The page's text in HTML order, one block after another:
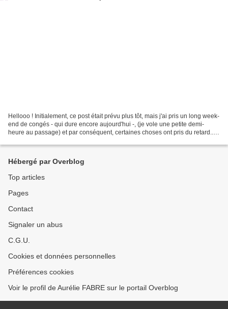
Hellooo ! Initialement, ce post était prévu plus tôt, mais j'ai pris un long week-
end de congés - qui dure encore aujourd'hui -, (je vole une petite demi-
heure au passage) et par conséquent, certaines choses ont pris du retard...
Hébergé par Overblog
Top articles
Pages
Contact
Signaler un abus
C.G.U.
Cookies et données personnelles
Préférences cookies
Voir le profil de Aurélie FABRE sur le portail Overblog